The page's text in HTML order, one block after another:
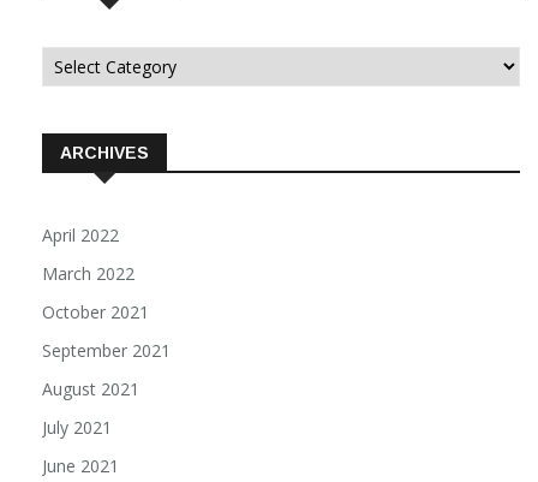
Categorii
ARCHIVES
April 2022
March 2022
October 2021
September 2021
August 2021
July 2021
June 2021